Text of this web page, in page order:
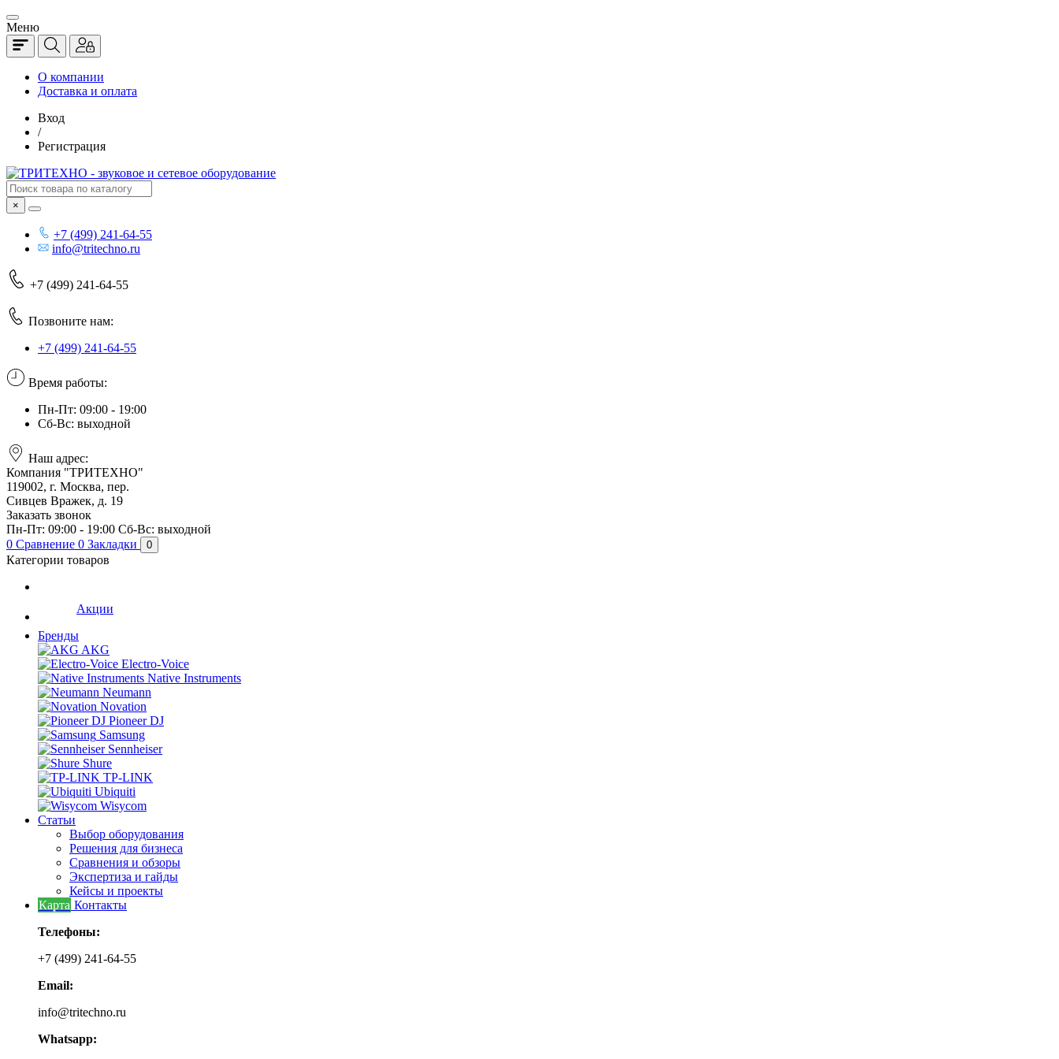
Меню
О компании
Доставка и оплата
Вход
/
Регистрация
×
+7 (499) 241-64-55
info@tritechno.ru
+7 (499) 241-64-55
Позвоните нам:
+7 (499) 241-64-55
Время работы:
Пн-Пт: 09:00 - 19:00
Сб-Вс: выходной
Наш адрес:
Компания "ТРИТЕХНО"
119002, г. Москва, пер.
Сивцев Вражек, д. 19
Заказать звонок
Пн-Пт: 09:00 - 19:00 Сб-Вс: выходной
0 Сравнение 0 Закладки 0
Категории товаров
Акции
Бренды
AKG
Electro-Voice
Native Instruments
Neumann
Novation
Pioneer DJ
Samsung
Sennheiser
Shure
TP-LINK
Ubiquiti
Wisycom
Статьи
Выбор оборудования
Решения для бизнеса
Сравнения и обзоры
Экспертиза и гайды
Кейсы и проекты
Карта Контакты
Телефоны:
+7 (499) 241-64-55
Email:
info@tritechno.ru
Whatsapp: